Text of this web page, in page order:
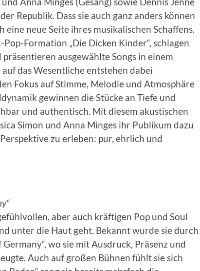
Republik. Dass sie auch ganz anders können
eine neue Seite ihres musikalischen Schaffens.
Formation „Die Dicken Kinder“, schlagen
ausgewählte Songs in einem
das Wesentliche entstehen dabei
Fokus auf Stimme, Melodie und Atmosphäre
gewinnen die Stücke an Tiefe und
und authentisch. Mit diesem akustischen
Simon und Anna Minges ihr Publikum dazu
zu erleben: pur, ehrlich und
aber auch kräftigen Pop und Soul
unter die Haut geht. Bekannt wurde sie durch
wo sie mit Ausdruck, Präsenz und
Auch auf großen Bühnen fühlt sie sich